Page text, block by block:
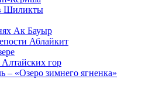
Шиликты
Ак Бауыр
Аблайкит
гор
– «Озеро зимнего ягненка»